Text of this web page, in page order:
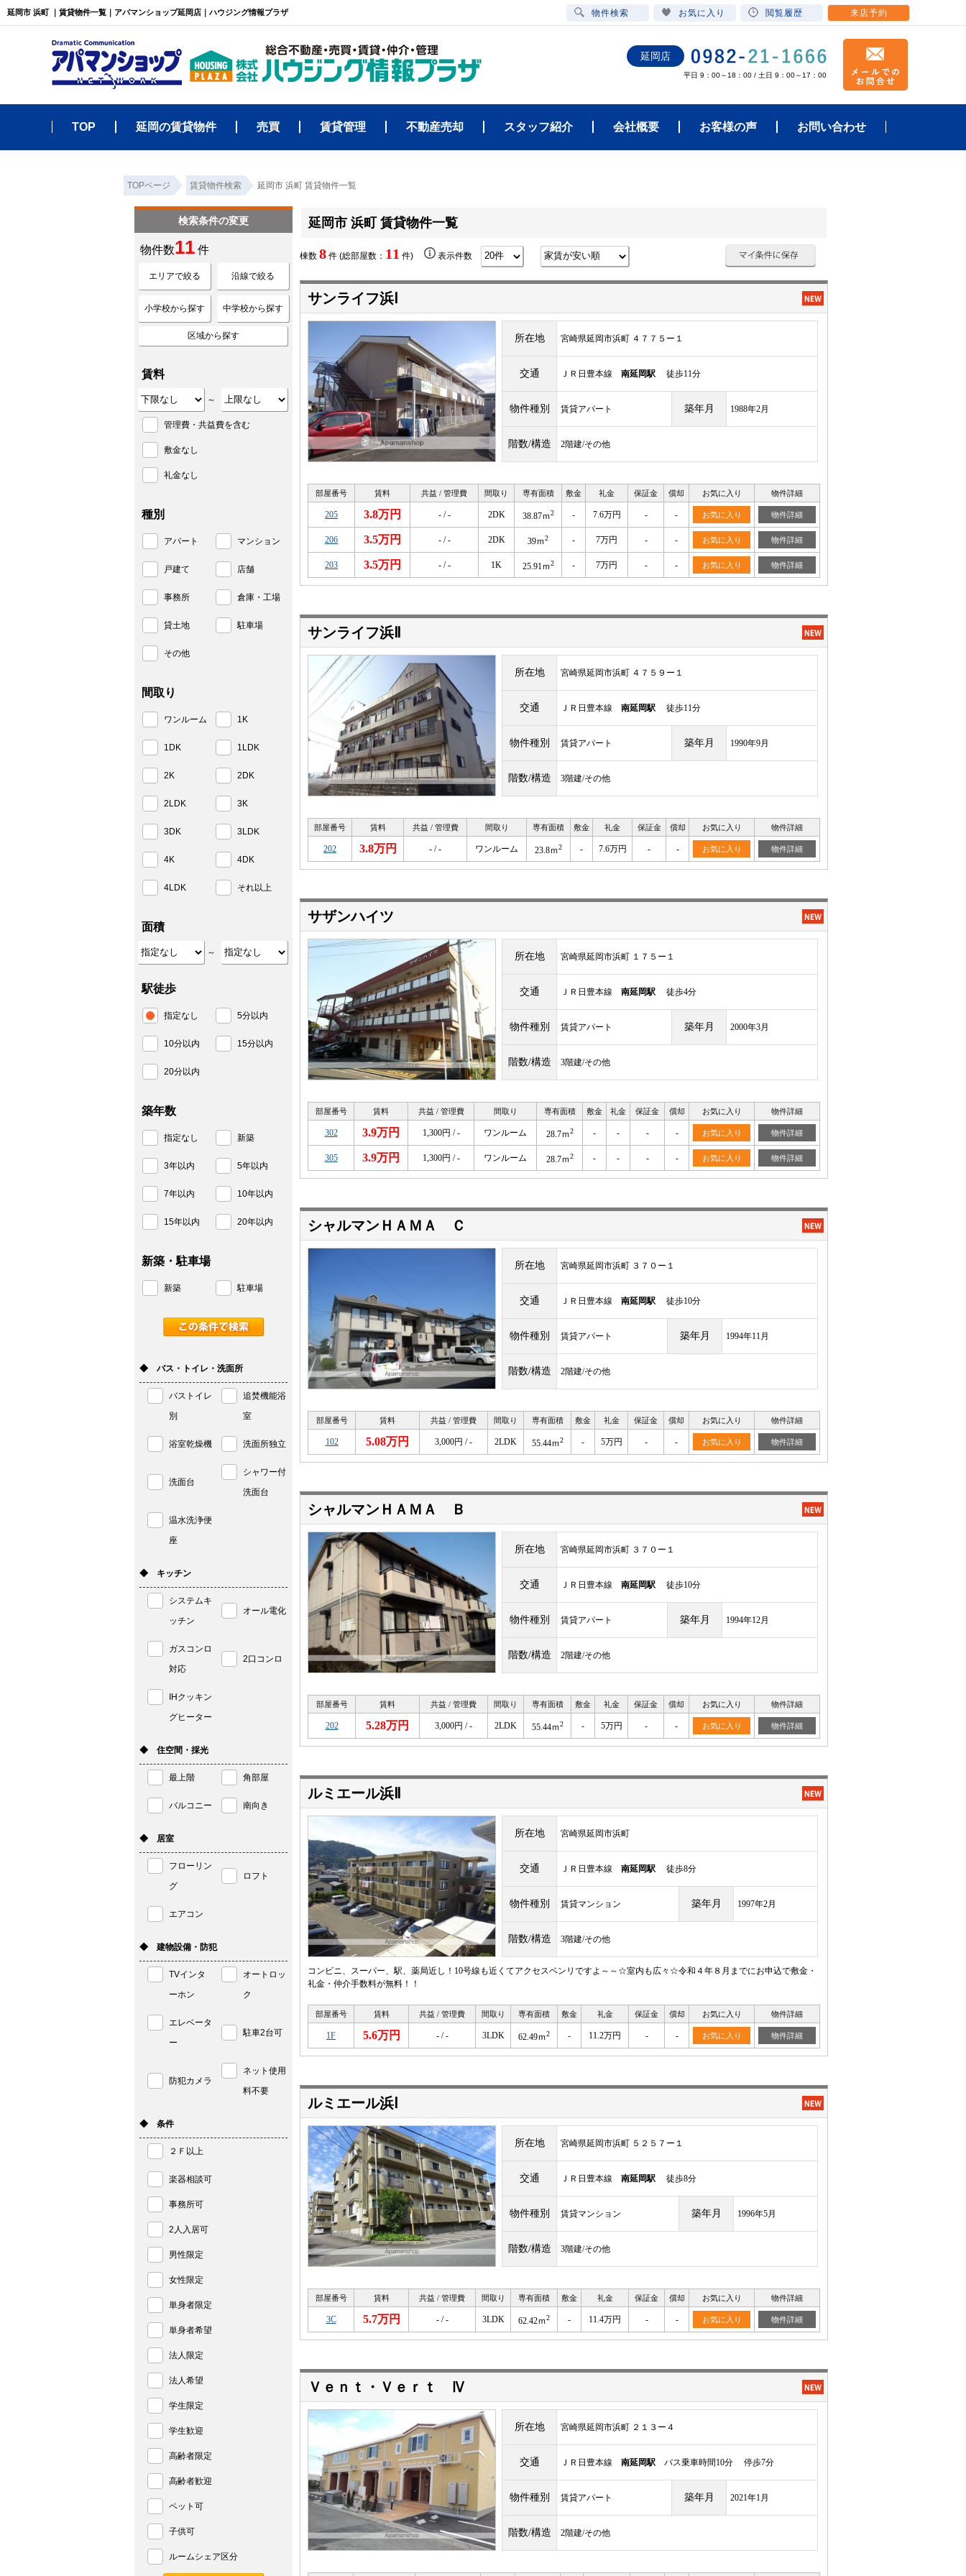
延岡市 浜町 ｜賃貸物件一覧｜アパマンショップ延岡店｜ハウジング情報プラザ
延岡店
平日 9：00～18：00 / 土日 9：00～17：00
TOP 延岡の賃貸物件 売買 賃貸管理 不動産売却 スタッフ紹介 会社概要 お客様の声 お問い合わせ
TOPページ 賃貸物件検索 延岡市 浜町 賃貸物件一覧
延岡市 浜町 賃貸物件一覧
棟数 8 件 (総部屋数： 11 件) 表示件数
サンライフ浜Ⅰ
所在地 宮崎県延岡市浜町 ４７７５ー１
交通 ＪＲ日豊本線 南延岡駅 徒歩11分
物件種別 賃貸アパート 築年月 1988年2月
階数/構造 2階建/その他
部屋番号 賃料 共益 / 管理費 間取り 専有面積 敷金 礼金 保証金 償却 お気に入り 物件詳細
205 3.8万円 - / - 2DK 38.87ｍ2 - 7.6万円 - - お気に入り 物件詳細
206 3.5万円 - / - 2DK 39ｍ2 - 7万円 - - お気に入り 物件詳細
203 3.5万円 - / - 1K 25.91ｍ2 - 7万円 - - お気に入り 物件詳細
サンライフ浜Ⅱ
所在地 宮崎県延岡市浜町 ４７５９ー１
交通 ＪＲ日豊本線 南延岡駅 徒歩11分
物件種別 賃貸アパート 築年月 1990年9月
階数/構造 3階建/その他
部屋番号 賃料 共益 / 管理費 間取り 専有面積 敷金 礼金 保証金 償却 お気に入り 物件詳細
202 3.8万円 - / - ワンルーム 23.8ｍ2 - 7.6万円 - - お気に入り 物件詳細
サザンハイツ
所在地 宮崎県延岡市浜町 １７５ー１
交通 ＪＲ日豊本線 南延岡駅 徒歩4分
物件種別 賃貸アパート 築年月 2000年3月
階数/構造 3階建/その他
部屋番号 賃料 共益 / 管理費 間取り 専有面積 敷金 礼金 保証金 償却 お気に入り 物件詳細
302 3.9万円 1,300円 / - ワンルーム 28.7ｍ2 - - - - お気に入り 物件詳細
305 3.9万円 1,300円 / - ワンルーム 28.7ｍ2 - - - - お気に入り 物件詳細
シャルマンＨＡＭＡ Ｃ
所在地 宮崎県延岡市浜町 ３７０ー１
交通 ＪＲ日豊本線 南延岡駅 徒歩10分
物件種別 賃貸アパート 築年月 1994年11月
階数/構造 2階建/その他
部屋番号 賃料 共益 / 管理費 間取り 専有面積 敷金 礼金 保証金 償却 お気に入り 物件詳細
102 5.08万円 3,000円 / - 2LDK 55.44ｍ2 - 5万円 - - お気に入り 物件詳細
シャルマンＨＡＭＡ Ｂ
所在地 宮崎県延岡市浜町 ３７０ー１
交通 ＪＲ日豊本線 南延岡駅 徒歩10分
物件種別 賃貸アパート 築年月 1994年12月
階数/構造 2階建/その他
部屋番号 賃料 共益 / 管理費 間取り 専有面積 敷金 礼金 保証金 償却 お気に入り 物件詳細
202 5.28万円 3,000円 / - 2LDK 55.44ｍ2 - 5万円 - - お気に入り 物件詳細
ルミエール浜Ⅱ
所在地 宮崎県延岡市浜町
交通 ＪＲ日豊本線 南延岡駅 徒歩8分
物件種別 賃貸マンション 築年月 1997年2月
階数/構造 3階建/その他
コンビニ、スーパー、駅、薬局近し！10号線も近くてアクセスベンリですよ～～☆室内も広々☆令和４年８月までにお申込で敷金・
礼金・仲介手数料が無料！！
部屋番号 賃料 共益 / 管理費 間取り 専有面積 敷金 礼金 保証金 償却 お気に入り 物件詳細
1F 5.6万円 - / - 3LDK 62.49ｍ2 - 11.2万円 - - お気に入り 物件詳細
ルミエール浜Ⅰ
所在地 宮崎県延岡市浜町 ５２５７ー１
交通 ＪＲ日豊本線 南延岡駅 徒歩8分
物件種別 賃貸マンション 築年月 1996年5月
階数/構造 3階建/その他
部屋番号 賃料 共益 / 管理費 間取り 専有面積 敷金 礼金 保証金 償却 お気に入り 物件詳細
3C 5.7万円 - / - 3LDK 62.42ｍ2 - 11.4万円 - - お気に入り 物件詳細
Ｖｅｎｔ・Ｖｅｒｔ Ⅳ
所在地 宮崎県延岡市浜町 ２１３ー４
交通 ＪＲ日豊本線 南延岡駅 バス乗車時間10分 停歩7分
物件種別 賃貸アパート 築年月 2021年1月
階数/構造 2階建/その他
検索条件の変更
物件数11 件
エリアで絞る 沿線で絞る
小学校から探す 中学校から探す
区域から探す
賃料
～
管理費・共益費を含む
敷金なし
礼金なし
種別
アパート マンション
戸建て 店舗
事務所 倉庫・工場
貸土地 駐車場
その他
間取り
ワンルーム 1K
1DK 1LDK
2K 2DK
2LDK 3K
3DK 3LDK
4K 4DK
4LDK それ以上
面積
～
駅徒歩
指定なし 5分以内
10分以内 15分以内
20分以内
築年数
指定なし 新築
3年以内 5年以内
7年以内 10年以内
15年以内 20年以内
新築・駐車場
新築 駐車場
◆ バス・トイレ・洗面所
バストイレ
別
追焚機能浴
室
浴室乾燥機 洗面所独立
洗面台
シャワー付
洗面台
温水洗浄便
座
◆ キッチン
システムキ
ッチン
オール電化
ガスコンロ
対応
2口コンロ
IHクッキン
グヒーター
◆ 住空間・採光
最上階 角部屋
バルコニー 南向き
◆ 居室
フローリン
グ
ロフト
エアコン
◆ 建物設備・防犯
TVインタ
ーホン
オートロッ
ク
エレベータ
ー
駐車2台可
防犯カメラ
ネット使用
料不要
◆ 条件
２Ｆ以上
楽器相談可
事務所可
2人入居可
男性限定
女性限定
単身者限定
単身者希望
法人限定
法人希望
学生限定
学生歓迎
高齢者限定
高齢者歓迎
ペット可
子供可
ルームシェア区分
物件検索 お気に入り 閲覧履歴 来店予約